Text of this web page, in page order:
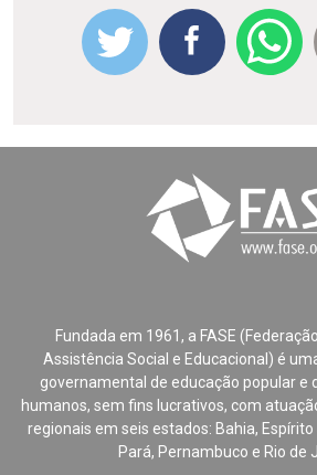
Fundada em 1961, a FASE
Assistência Social e Educacional) é
governamental de educação popular e
humanos, sem fins lucrativos, com
regionais em seis estados: Bahia,
Pará, Pernambuco e Rio de